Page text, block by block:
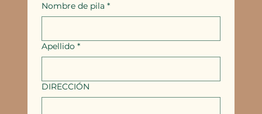
Nombre de pila *
Apellido *
DIRECCIÓN